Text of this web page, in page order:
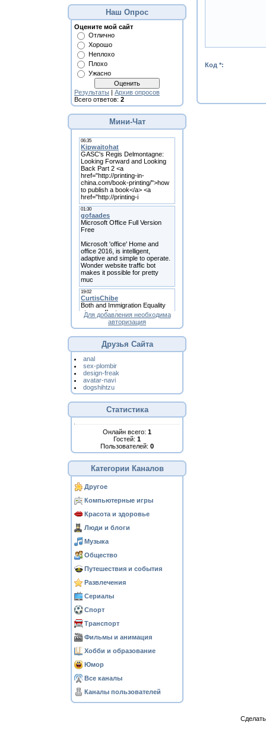
Наш Опрос
Оцените мой сайт
Отлично
Хорошо
Неплохо
Плохо
Ужасно
Результаты | Архив опросов
Всего ответов: 2
Мини-Чат
Для добавления необходима
авторизация
Друзья Сайта
anal
sex-plombir
design-freak
avatar-navi
dogshihtzu
Статистика
Онлайн всего: 1
Гостей: 1
Пользователей: 0
Категории Каналов
Другое
Компьютерные игры
Красота и здоровье
Люди и блоги
Музыка
Общество
Путешествия и события
Развлечения
Сериалы
Спорт
Транспорт
Фильмы и анимация
Хобби и образование
Юмор
Все каналы
Каналы пользователей
Код *: